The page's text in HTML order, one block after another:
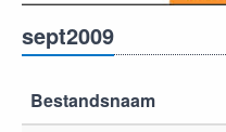
sept2009
Bestandsnaam